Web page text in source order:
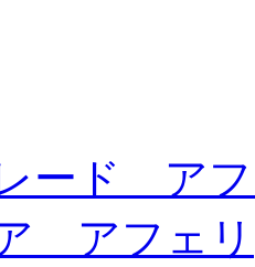
ード ア
アフェリ